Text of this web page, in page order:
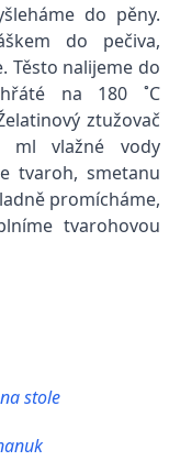
do pěny.
do pečiva,
Těsto nalijeme do
na 180 ˚C
ztužovač
ml vlažné vody
tvaroh, smetanu
promícháme,
tvarohovou
stole